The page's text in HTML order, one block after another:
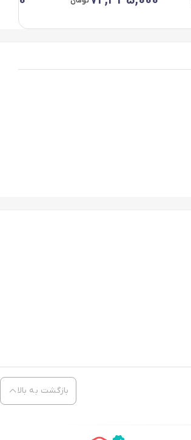
بازگشت به بالا